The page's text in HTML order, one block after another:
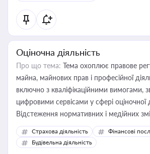
Оціночна діяльність
Про що тема: Тема охоплює правове
майна, майнових прав і професійної
включно з кваліфікаційними вимогами,
цифровими сервісами у сфері оціночної
Відстеження нормативних і медійних
корисне для власника бізнесу,
бухгалтера під час оподаткування,
державного майна, корпоративних угод і
Страхова діяльність
Фінансові
Будівельна діяльність